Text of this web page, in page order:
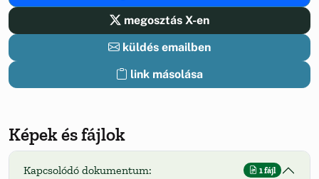
megosztás X-en
küldés emailben
link másolása
Képek és fájlok
Kapcsolódó dokumentum: 1 fájl